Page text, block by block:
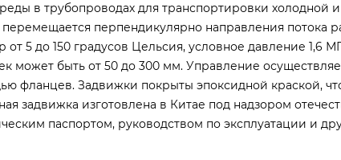
в трубопроводах для транспортировки холодной
перпендикулярно направления потока
5 до 150 градусов Цельсия, условное давление 1,6
может быть от 50 до 300 мм. Управление
фланцев. Задвижки покрыты эпоксидной краской,
задвижка изготовлена в Китае под надзором
паспортом, руководством по эксплуатации и